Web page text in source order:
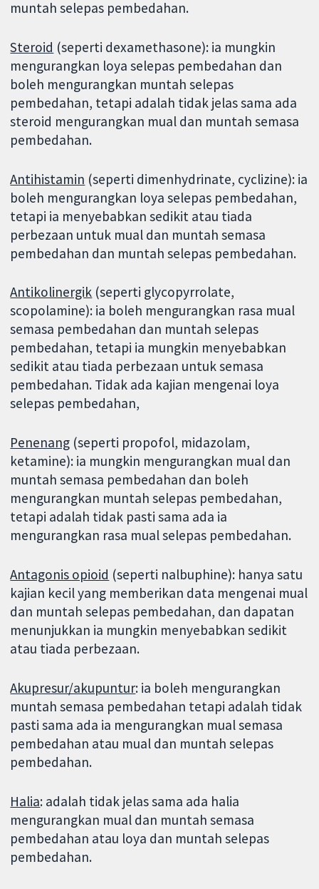
muntah selepas pembedahan.
Steroid (seperti dexamethasone): ia mungkin
mengurangkan loya selepas pembedahan dan
boleh mengurangkan muntah selepas
pembedahan, tetapi adalah tidak jelas sama ada
steroid mengurangkan mual dan muntah semasa
pembedahan.
Antihistamin (seperti dimenhydrinate, cyclizine): ia
boleh mengurangkan loya selepas pembedahan,
tetapi ia menyebabkan sedikit atau tiada
perbezaan untuk mual dan muntah semasa
pembedahan dan muntah selepas pembedahan.
Antikolinergik (seperti glycopyrrolate,
scopolamine): ia boleh mengurangkan rasa mual
semasa pembedahan dan muntah selepas
pembedahan, tetapi ia mungkin menyebabkan
sedikit atau tiada perbezaan untuk semasa
pembedahan. Tidak ada kajian mengenai loya
selepas pembedahan,
Penenang (seperti propofol, midazolam,
ketamine): ia mungkin mengurangkan mual dan
muntah semasa pembedahan dan boleh
mengurangkan muntah selepas pembedahan,
tetapi adalah tidak pasti sama ada ia
mengurangkan rasa mual selepas pembedahan.
Antagonis opioid (seperti nalbuphine): hanya satu
kajian kecil yang memberikan data mengenai mual
dan muntah selepas pembedahan, dan dapatan
menunjukkan ia mungkin menyebabkan sedikit
atau tiada perbezaan.
Akupresur/akupuntur: ia boleh mengurangkan
muntah semasa pembedahan tetapi adalah tidak
pasti sama ada ia mengurangkan mual semasa
pembedahan atau mual dan muntah selepas
pembedahan.
Halia: adalah tidak jelas sama ada halia
mengurangkan mual dan muntah semasa
pembedahan atau loya dan muntah selepas
pembedahan.